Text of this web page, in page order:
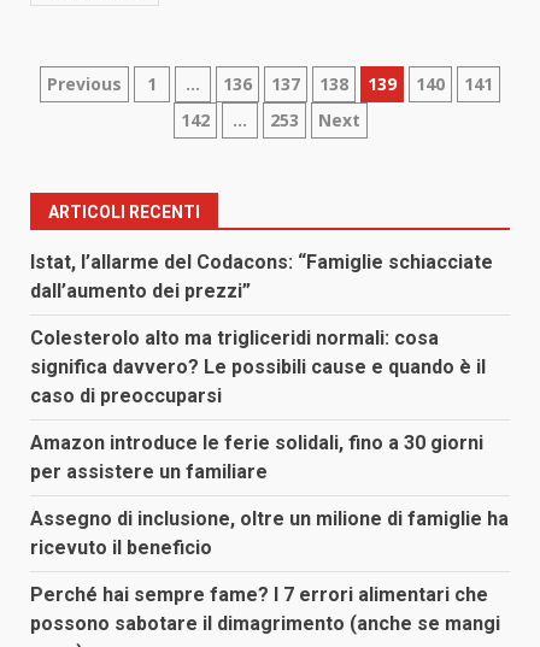
Paginazione
articoli
Previous 1 … 136 137 138 139 140
141
142
… 253 Next
ARTICOLI RECENTI
Istat, l’allarme del Codacons: “Famiglie schiacciate
dall’aumento dei prezzi”
Colesterolo alto ma trigliceridi normali: cosa
significa davvero? Le possibili cause e quando è il
caso di preoccuparsi
Amazon introduce le ferie solidali, fino a 30 giorni
per assistere un familiare
Assegno di inclusione, oltre un milione di famiglie ha
ricevuto il beneficio
Perché hai sempre fame? I 7 errori alimentari che
possono sabotare il dimagrimento (anche se mangi